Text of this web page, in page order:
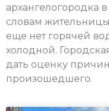
архангелогородка
словам жительницы
еще нет горячей
холодной.
дать оценку
произошедшего.